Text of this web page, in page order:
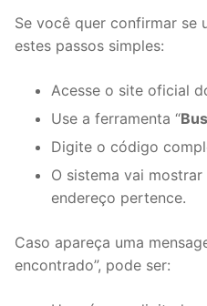
Se você quer confirmar se
estes passos simples:
Acesse o site oficial
Use a ferramenta “
Digite o código
O sistema vai
endereço pertence.
Caso apareça uma
encontrado”, pode ser: